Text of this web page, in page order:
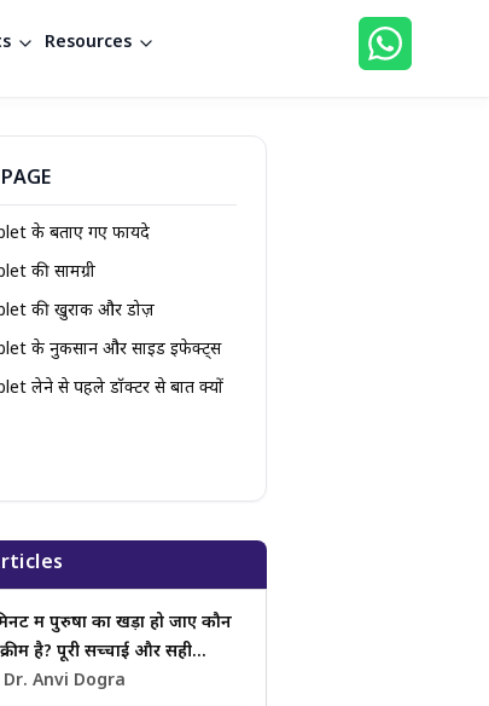
Resources
के बताए गए फायदे
की सामग्री
की खुराक और डोज़
के नुकसान और साइड इफेक्ट्स
लेने से पहले डॉक्टर से बात क्यों
में पुरुषों का खड़ा हो जाए कौन
है? पूरी सच्चाई और सही
Dr. Anvi Dogra